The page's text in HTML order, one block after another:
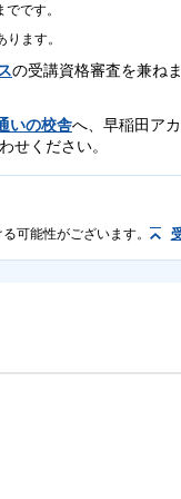
です。
ます。
の受講資格審査を兼ね
いの校舎へ、早稲田ア
せください。
可能性がございます。